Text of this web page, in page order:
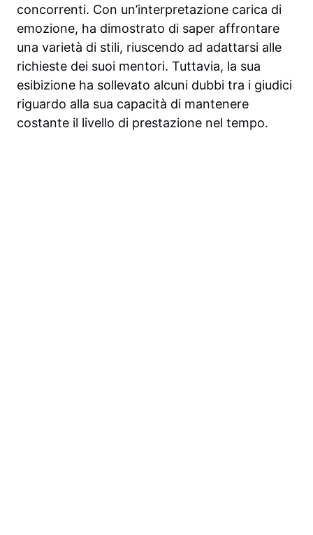
concorrenti. Con un’interpretazione carica di
emozione, ha dimostrato di saper affrontare
una varietà di stili, riuscendo ad adattarsi alle
richieste dei suoi mentori. Tuttavia, la sua
esibizione ha sollevato alcuni dubbi tra i giudici
riguardo alla sua capacità di mantenere
costante il livello di prestazione nel tempo.